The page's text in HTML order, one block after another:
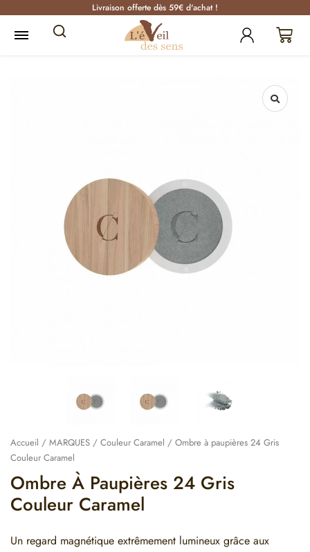
Livraison offerte dès 59€ d'achat !
Accueil / MARQUES / Couleur Caramel / Ombre à paupières 24 Gris
Couleur Caramel
Ombre À Paupières 24 Gris
Couleur Caramel
Un regard magnétique extrêmement lumineux grâce aux